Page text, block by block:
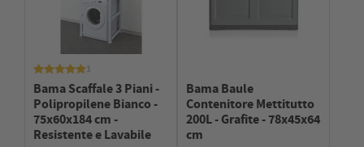
Bama Scaffale 3 Piani -
Polipropilene Bianco -
75x60x184 cm -
Resistente e Lavabile
Bama Baule
Contenitore Mettitutto
200L - Grafite - 78x45x64
cm